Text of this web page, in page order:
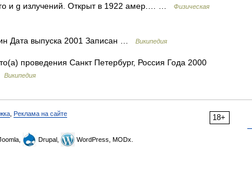
и g излучений. Открыт в 1922 амер.… …
Физическая
Дата выпуска 2001 Записан … Википедия
проведения Санкт Петербург, Россия Года 2000
Википедия
18+
Реклама на сайте
Drupal, WordPress, MODx.